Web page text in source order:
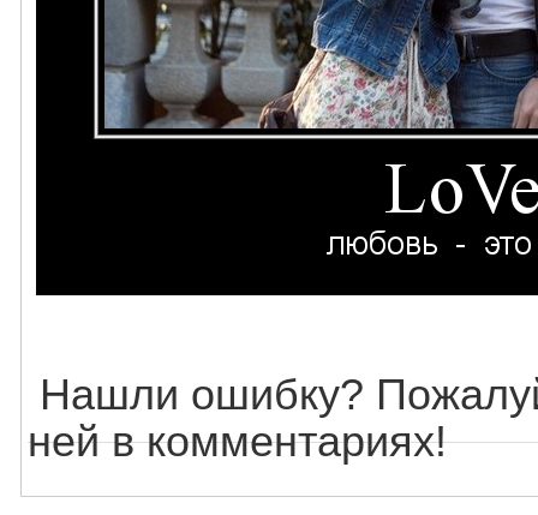
Нашли ошибку?
ней в комментариях!